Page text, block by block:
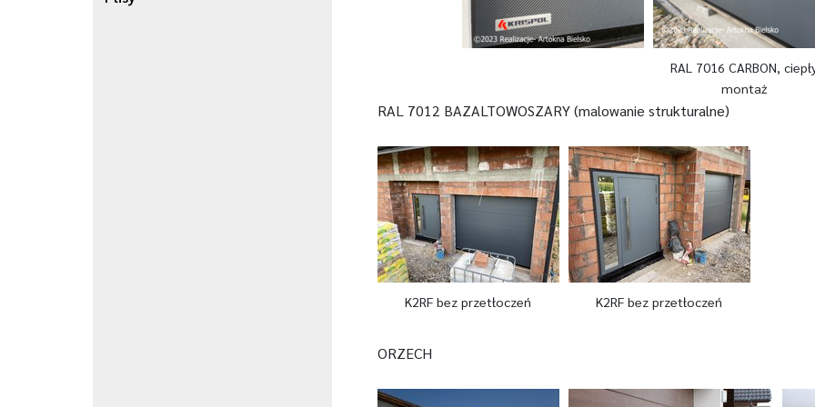
RAL 7016 CARBON,
montaż
RAL 7012 BAZALTOWOSZARY (malowanie strukturalne)
K2RF bez przetłoczeń K2RF bez przetłoczeń
ORZECH